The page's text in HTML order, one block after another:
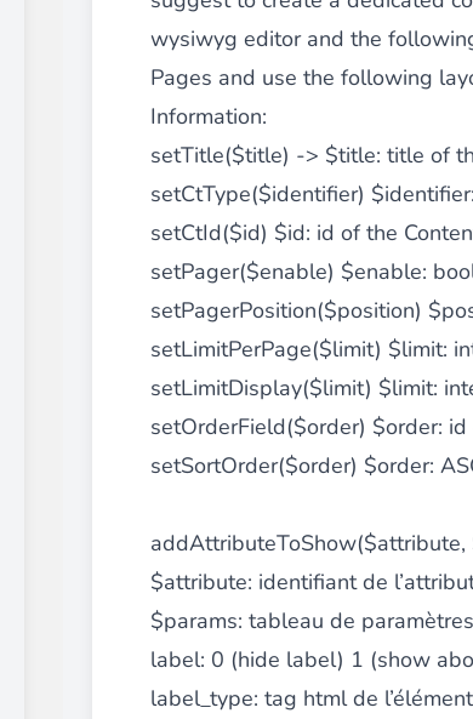
vos
l'intégration des paiements via le groupe
de votre boutique en générant des
produits dans les catégories par simple effet de
wysiwyg editor and the
Pages and use the following
Information:
setTitle($title) -> $title: title of
setCtType($identifier)
setCtId($id) $id: id of the
setPager($enable) $enable:
setPagerPosition($position)
setLimitPerPage($limit) $limit:
setLimitDisplay($limit) $limit:
setOrderField($order) $order:
setSortOrder($order) $order:
addAttributeToShow($attribute,
$attribute: identifiant de
$params: tableau de
label: 0 (hide label) 1 (show
label_type: tag html de l’élément